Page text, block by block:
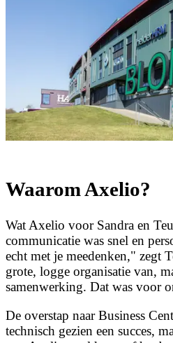
Waarom Axelio?
Wat Axelio voor Sandra en
communicatie was snel en
echt met je meedenken," zegt
grote, logge organisatie van,
samenwerking. Dat was voor
De overstap naar Business
technisch gezien een succes,